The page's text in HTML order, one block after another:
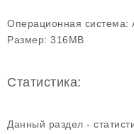
Операционная система:
Размер: 316MB
Статистика:
Данный раздел -